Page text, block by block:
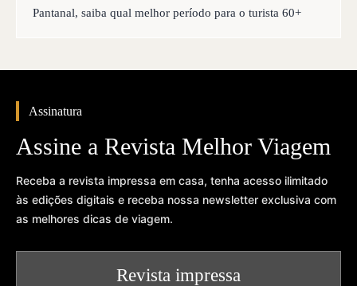
Pantanal, saiba qual melhor período para o turista 60+
Assinatura
Assine a Revista Melhor Viagem
Receba a revista impressa em casa, tenha acesso ilimitado
às edições digitais e receba nossa newsletter exclusiva com
as melhores dicas de viagem.
Revista impressa